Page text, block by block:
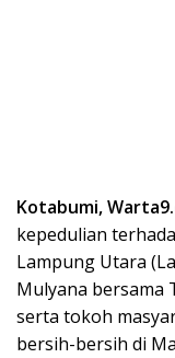
Kotabumi,
kepedulian
Lampung Utara
Mulyana bersama
serta tokoh
bersih-bersih di